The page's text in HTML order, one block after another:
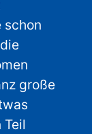
schon
große